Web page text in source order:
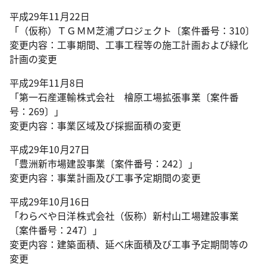
平成29年11月22日
「（仮称）ＴＧＭＭ芝浦プロジェクト〔案件番号：310〕
変更内容：工事期間、工事工程等の施工計画および緑化
計画の変更
平成29年11月8日
「第一石産運輸株式会社 檜原工場拡張事業〔案件番
号：269〕」
変更内容：事業区域及び採掘面積の変更
平成29年10月27日
「豊洲新市場建設事業〔案件番号：242〕」
変更内容：事業計画及び工事予定期間の変更
平成29年10月16日
「わらべや日洋株式会社（仮称）新村山工場建設事業
〔案件番号：247〕」
変更内容：建築面積、延べ床面積及び工事予定期間等の
変更